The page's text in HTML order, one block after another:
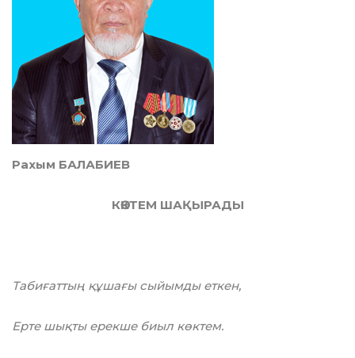
Рахым БАЛАБИЕВ
КӨКТЕМ ШАҚЫРАДЫ
Табиғаттың құшағы сыйымды еткен,
Ерте шықты ерекше биыл көктем.